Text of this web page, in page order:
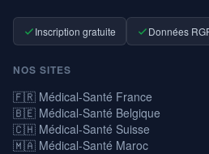
Inscription gratuite Données
NOS SITES
🇫🇷 Médical-Santé France
🇧🇪 Médical-Santé Belgique
🇨🇭 Médical-Santé Suisse
🇲🇦 Médical-Santé Maroc